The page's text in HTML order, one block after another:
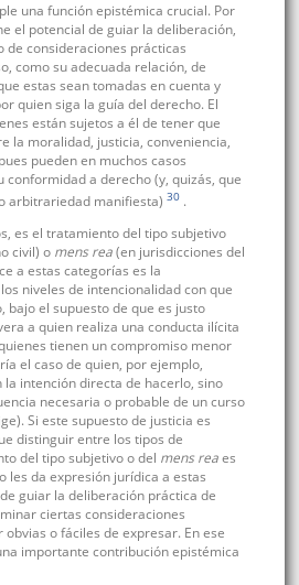
una función epistémica crucial. Por
el potencial de guiar la deliberación,
consideraciones prácticas
como su adecuada relación, de
estas sean tomadas en cuenta y
quien siga la guía del derecho. El
están sujetos a él de tener que
la moralidad, justicia, conveniencia,
pueden en muchos casos
a derecho (y, quizás, que
arbitrariedad manifiesta) 30 .
es el tratamiento del tipo subjetivo
civil) o mens rea(en jurisdicciones del
a estas categorías es la
niveles de intencionalidad con que
bajo el supuesto de que es justo
a quien realiza una conducta ilícita
tienen un compromiso menor
el caso de quien, por ejemplo,
intención directa de hacerlo, sino
necesaria o probable de un curso
Si este supuesto de justicia es
distinguir entre los tipos de
del tipo subjetivo o del mens reaes
les da expresión jurídica a estas
guiar la deliberación práctica de
ciertas consideraciones
o fáciles de expresar. En ese
importante contribución epistémica